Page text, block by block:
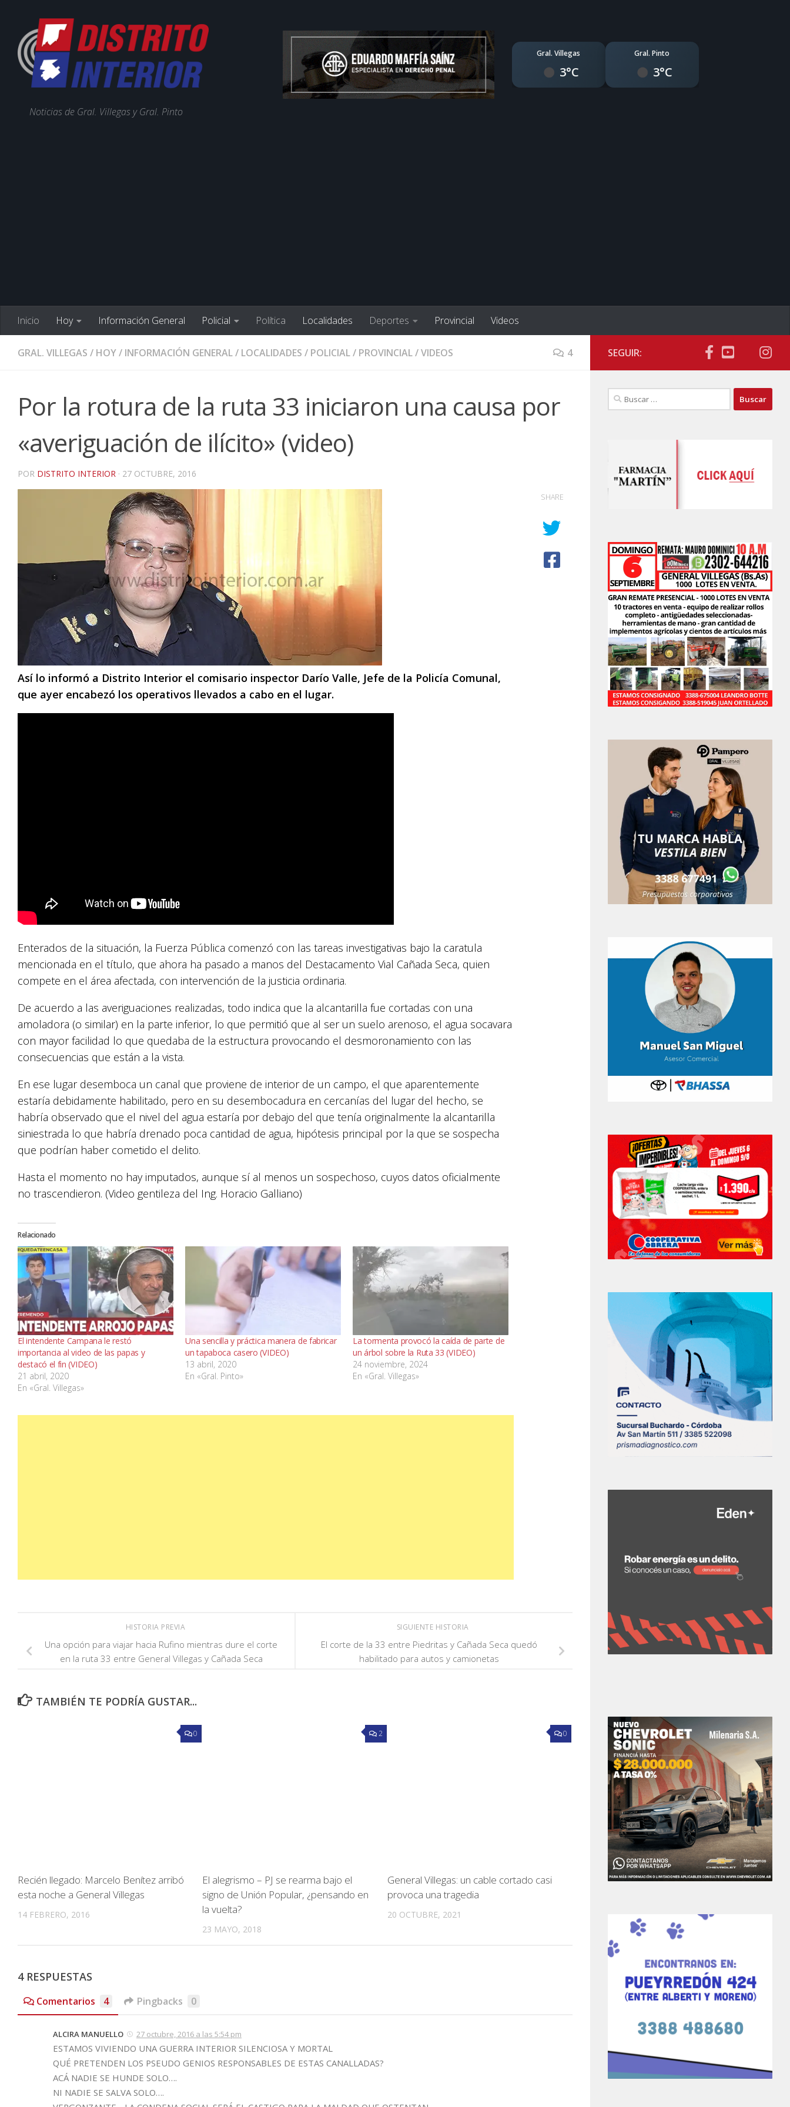
Noticias de Gral. Villegas y Gral. Pinto
Gral. Villegas
3°C
Gral. Pinto
3°C
Inicio Hoy Información General Policial Política Localidades Deportes Provincial Videos
GRAL. VILLEGAS / HOY/ INFORMACIÓN GENERAL/ LOCALIDADES / POLICIAL/ PROVINCIAL/VIDEOS 4
Por la rotura de la ruta 33 iniciaron una causa por
«averiguación de ilícito» (video)
POR DISTRITO INTERIOR · 27 OCTUBRE, 2016
Así lo informó a Distrito Interior el comisario inspector Darío Valle, Jefe de la Policía Comunal,
que ayer encabezó los operativos llevados a cabo en el lugar.
Enterados de la situación, la Fuerza Pública comenzó con las tareas investigativas bajo la caratula
mencionada en el título, que ahora ha pasado a manos del Destacamento Vial Cañada Seca, quien
compete en el área afectada, con intervención de la justicia ordinaria.
De acuerdo a las averiguaciones realizadas, todo indica que la alcantarilla fue cortadas con una
amoladora (o similar) en la parte inferior, lo que permitió que al ser un suelo arenoso, el agua socavara
con mayor facilidad lo que quedaba de la estructura provocando el desmoronamiento con las
consecuencias que están a la vista.
En ese lugar desemboca un canal que proviene de interior de un campo, el que aparentemente
estaría debidamente habilitado, pero en su desembocadura en cercanías del lugar del hecho, se
habría observado que el nivel del agua estaría por debajo del que tenía originalmente la alcantarilla
siniestrada lo que habría drenado poca cantidad de agua, hipótesis principal por la que se sospecha
que podrían haber cometido el delito.
Hasta el momento no hay imputados, aunque sí al menos un sospechoso, cuyos datos oficialmente
no trascendieron. (Video gentileza del Ing. Horacio Galliano)
Relacionado
El intendente Campana le restó
importancia al video de las papas y
destacó el fin (VIDEO)
21 abril, 2020
En «Gral. Villegas»
Una sencilla y práctica manera de fabricar
un tapaboca casero (VIDEO)
13 abril, 2020
En «Gral. Pinto»
La tormenta provocó la caída de parte de
un árbol sobre la Ruta 33 (VIDEO)
24 noviembre, 2024
En «Gral. Villegas»
SHARE
SIGUIENTE HISTORIA
El corte de la 33 entre Piedritas y Cañada Seca quedó
habilitado para autos y camionetas
HISTORIA PREVIA
Una opción para viajar hacia Rufino mientras dure el corte
en la ruta 33 entre General Villegas y Cañada Seca
TAMBIÉN TE PODRÍA GUSTAR...
0
Recién llegado: Marcelo Benítez arribó
esta noche a General Villegas
14 FEBRERO, 2016
2
El alegrismo – PJ se rearma bajo el
signo de Unión Popular, ¿pensando en
la vuelta?
23 MAYO, 2018
0
General Villegas: un cable cortado casi
provoca una tragedia
20 OCTUBRE, 2021
4 RESPUESTAS
Comentarios 4 Pingbacks 0
ALCIRA MANUELLO 27 octubre, 2016 a las 5:54 pm
ESTAMOS VIVIENDO UNA GUERRA INTERIOR SILENCIOSA Y MORTAL
QUÉ PRETENDEN LOS PSEUDO GENIOS RESPONSABLES DE ESTAS CANALLADAS?
ACÁ NADIE SE HUNDE SOLO….
NI NADIE SE SALVA SOLO….
SEGUIR:
Buscar: